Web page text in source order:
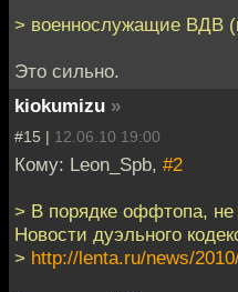
> военнослужащие ВДВ
Это сильно.
kiokumizu »
#15 | 12.06.10 19:00
Кому: Leon_Spb, #2
> В порядке оффтопа, не
Новости дуэльного
> http://lenta.ru/news/